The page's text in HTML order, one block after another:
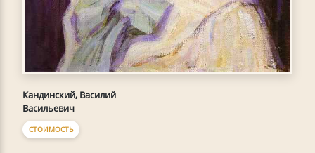
Кандинский, Василий
Васильевич
СТОИМОСТЬ